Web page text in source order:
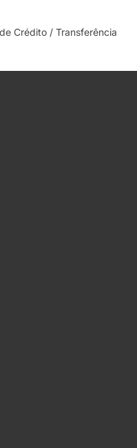
Crédito / Transferência